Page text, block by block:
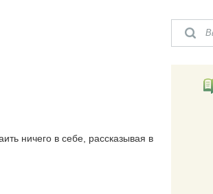
ничего в себе, рассказывая в